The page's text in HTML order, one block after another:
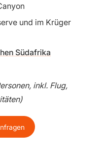
und im Krüger
Südafrika
inkl. Flug,